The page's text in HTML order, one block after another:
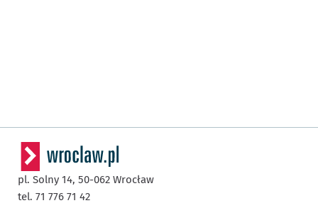
pl. Solny 14, 50-062 Wrocław
tel. 71 776 71 42